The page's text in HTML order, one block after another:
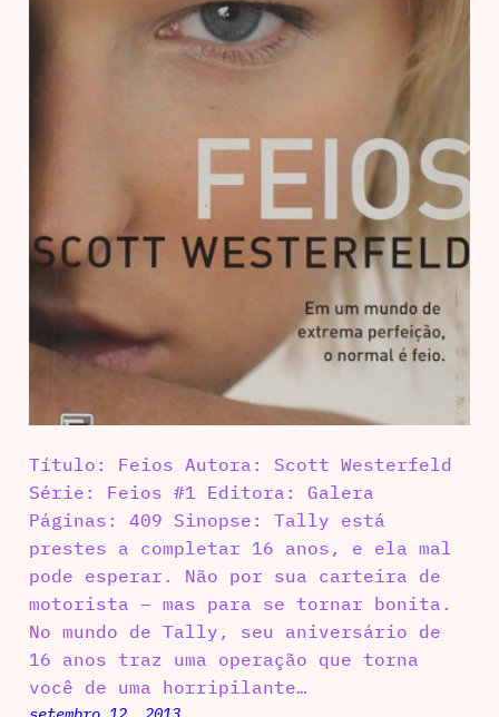
Título: Feios Autora: Scott Westerfeld
Série: Feios #1 Editora: Galera
Páginas: 409 Sinopse: Tally está
prestes a completar 16 anos, e ela mal
pode esperar. Não por sua carteira de
motorista – mas para se tornar bonita.
No mundo de Tally, seu aniversário de
16 anos traz uma operação que torna
você de uma horripilante…